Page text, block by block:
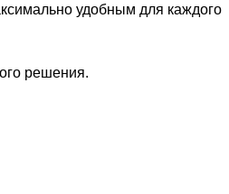
удобным для каждого
решения.